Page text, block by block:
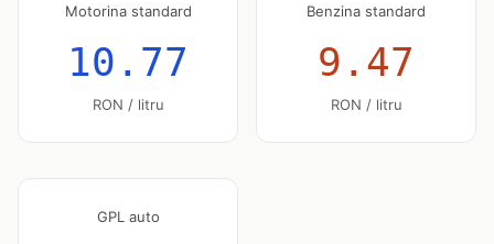
Motorina standard
10.77
RON / litru
Benzina standard
9.47
RON / litru
GPL auto